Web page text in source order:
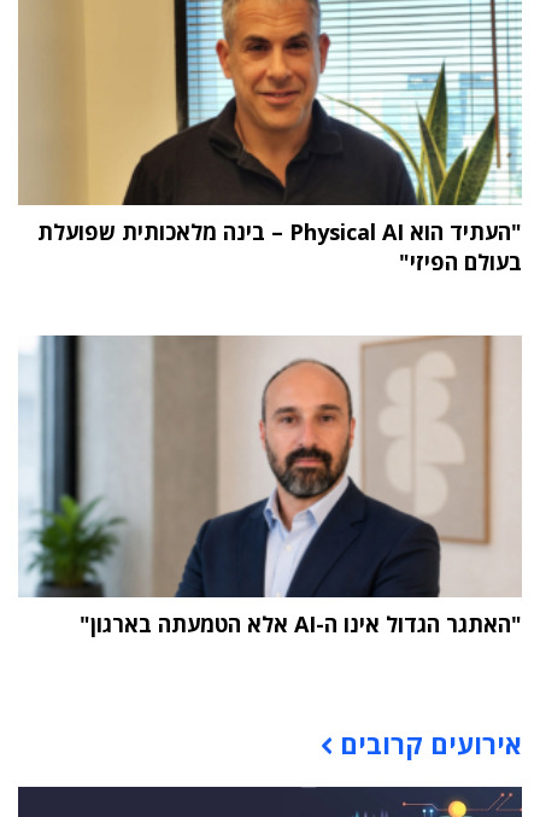
"העתיד הוא Physical AI – בינה מלאכותית שפועלת
בעולם הפיזי"
"האתגר הגדול אינו ה-AI אלא הטמעתה בארגון"
אירועים קרובים